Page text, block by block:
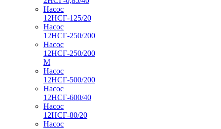
Насос
12НСГ-125/20
Насос
12НСГ-250/200
Насос
12НСГ-250/200
М
Насос
12НСГ-500/200
Насос
12НСГ-600/40
Насос
12НСГ-80/20
Насос